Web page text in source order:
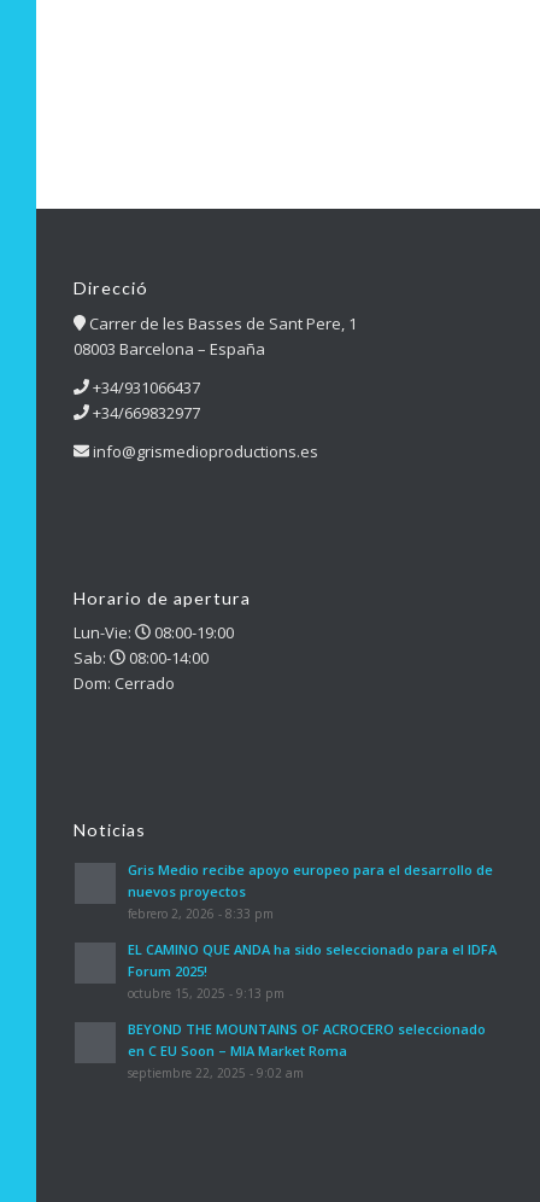
Direcció
Carrer de les Basses de Sant Pere, 1
08003 Barcelona – España
+34/931066437
+34/669832977
info@grismedioproductions.es
Horario de apertura
Lun-Vie:
08:00-19:00
Sab:
08:00-14:00
Dom: Cerrado
Noticias
Gris Medio recibe apoyo europeo para el desarrollo de
nuevos proyectos
febrero 2, 2026 - 8:33 pm
EL CAMINO QUE ANDA ha sido seleccionado para el IDFA
Forum 2025!
octubre 15, 2025 - 9:13 pm
BEYOND THE MOUNTAINS OF ACROCERO seleccionado
en C EU Soon – MIA Market Roma
septiembre 22, 2025 - 9:02 am